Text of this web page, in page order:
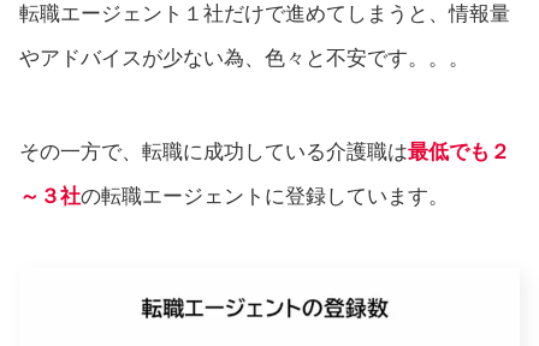
転職エージェント１社だけで進めてしまうと、情報量
やアドバイスが少ない為、色々と不安です。。。
その一方で、転職に成功している介護職は最低でも２
～３社の転職エージェントに登録しています。